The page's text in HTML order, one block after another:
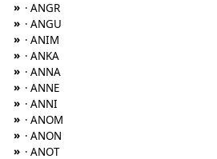
» · ANGR
» · ANGU
» · ANIM
» · ANKA
» · ANNA
» · ANNE
» · ANNI
» · ANOM
» · ANON
» · ANOT